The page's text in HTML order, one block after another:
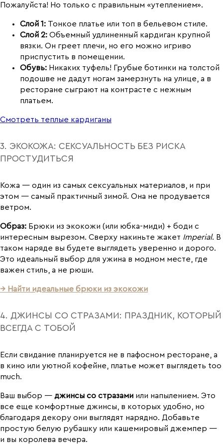
Пожалуйста! Но только с правильным «утеплением».
Слой 1: Тонкое платье или топ в бельевом стиле.
Слой 2: Объемный удлиненный кардиган крупной
вязки. Он греет плечи, но его можно игриво
приспустить в помещении.
Обувь: Никаких туфель! Грубые ботинки на толстой
подошве не дадут ногам замерзнуть на улице, а в
ресторане сыграют на контрасте с нежным
платьем.
Смотреть теплые кардиганы
3. ЭКОКОЖА: СЕКСУАЛЬНОСТЬ БЕЗ РИСКА
ПРОСТУДИТЬСЯ
Кожа — один из самых сексуальных материалов, и при
этом — самый практичный зимой. Она не продувается
ветром.
Образ: Брюки из экокожи (или юбка-миди) + боди с
интересным вырезом. Сверху накиньте жакет Imperial. В
таком наряде вы будете выглядеть уверенно и дорого.
Это идеальный выбор для ужина в модном месте, где
важен стиль, а не рюши.
→ Найти идеальные брюки из экокожи
4. ДЖИНСЫ СО СТРАЗАМИ: ПРАЗДНИК, КОТОРЫЙ
ВСЕГДА С ТОБОЙ
Если свидание планируется не в пафосном ресторане, а
в кино или уютной кофейне, платье может выглядеть too
much.
Ваш выбор — джинсы со стразами или напылением. Это
все еще комфортные джинсы, в которых удобно, но
благодаря декору они выглядят нарядно. Добавьте
простую белую рубашку или кашемировый джемпер —
и вы королева вечера.